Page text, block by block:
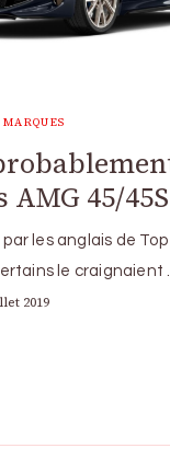
45/
les anglais de
le craignaient
2019